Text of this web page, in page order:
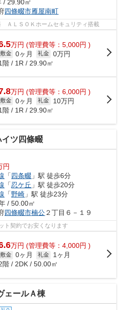
/ 29.90㎡
四條畷市雁屋南町
ＡＬＳＯＫホームセキュリティ搭載
万円 (管理費等：5,000円 )
敷金 0ヶ月 礼金 0万円
階 / 1R / 29.90㎡
万円 (管理費等：6,000円 )
敷金 0ヶ月 礼金
10万円
階 / 1R / 29.90㎡
イツ四條畷
円
「四条畷 」駅 徒歩6分
「忍ケ丘 」駅 徒歩20分
「野崎 」駅 徒歩23分
/ 50.00㎡
四條畷市楠公２丁目６－１９
ト契約でお安くなります
万円 (管理費等：4,000円 )
敷金 0ヶ月 礼金
1ヶ月
階 / 2DK / 50.00㎡
ェールＡ棟